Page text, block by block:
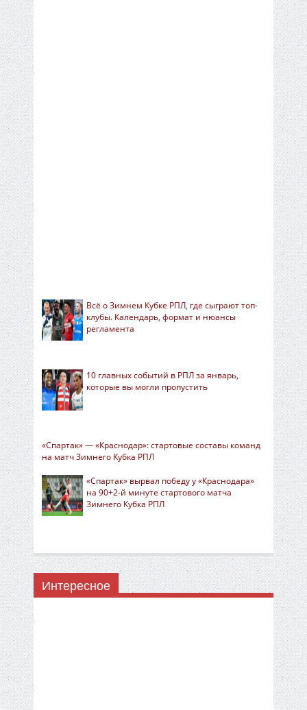
Всё о Зимнем Кубке РПЛ, где сыграют топ-
клубы. Календарь, формат и нюансы
регламента
10 главных событий в РПЛ за январь,
которые вы могли пропустить
«Спартак» — «Краснодар»: стартовые составы команд
на матч Зимнего Кубка РПЛ
«Спартак» вырвал победу у «Краснодара»
на 90+2-й минуте стартового матча
Зимнего Кубка РПЛ
Интересное